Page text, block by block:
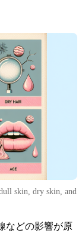
skin, dry skin, and
などの影響が原